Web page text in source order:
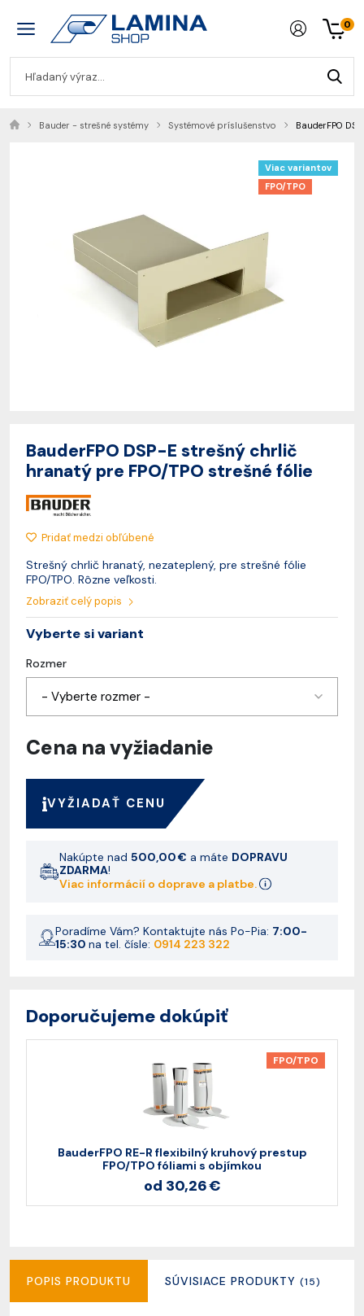
0
Bauder - strešné systémy Systémové príslušenstvo BauderFPO
Viac variantov
FPO/TPO
BauderFPO DSP-E strešný chrlič
hranatý pre FPO/TPO strešné fólie
Pridať medzi obľúbené
Strešný chrlič hranatý, nezateplený, pre strešné fólie
FPO/TPO. Rôzne veľkosti.
Zobraziť celý popis
Vyberte si variant
Rozmer
- Vyberte rozmer -
Cena na vyžiadanie
VYŽIADAŤ CENU
Nakúpte nad 500,00 € a máte DOPRAVU
ZDARMA!
Viac informácií o doprave a platbe.
Poradíme Vám? Kontaktujte nás Po-Pia: 7:00-
15:30 na tel. čísle: 0914 223 322
Doporučujeme dokúpiť
FPO/TPO
BauderFPO RE-R flexibilný kruhový prestup
FPO/TPO fóliami s objímkou
od 30,26 €
POPIS PRODUKTU SÚVISIACE PRODUKTY (15)